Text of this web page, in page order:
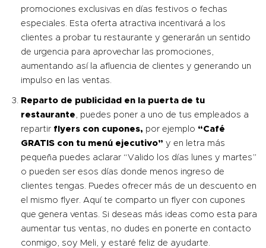
promociones exclusivas en días festivos o fechas
especiales. Esta oferta atractiva incentivará a los
clientes a probar tu restaurante y generarán un sentido
de urgencia para aprovechar las promociones,
aumentando así la afluencia de clientes y generando un
impulso en las ventas.
Reparto de publicidad en la puerta de tu
restaurante , puedes poner a uno de tus empleados a
repartir flyers con cupones, por ejemplo “Café
GRATIS con tu menú ejecutivo” y en letra más
pequeña puedes aclarar “Valido los días lunes y martes”
o pueden ser esos días donde menos ingreso de
clientes tengas. Puedes ofrecer más de un descuento en
el mismo flyer. Aquí te comparto un flyer con cupones
que genera ventas. Si deseas más ideas como esta para
aumentar tus ventas, no dudes en ponerte en contacto
conmigo , soy Meli, y estaré feliz de ayudarte.